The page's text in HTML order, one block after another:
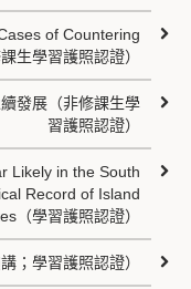
of Countering
生學習護照認證）
發展（非修課生學
習護照認證）
Likely in the South
Record of Island
（學習護照認證）
；學習護照認證）